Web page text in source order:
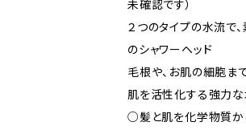
未確認です）
２つのタイプの水流で
のシャワーヘッド
毛根や、お肌の細胞ま
肌を活性化する強力
○髪と肌を化学物質か